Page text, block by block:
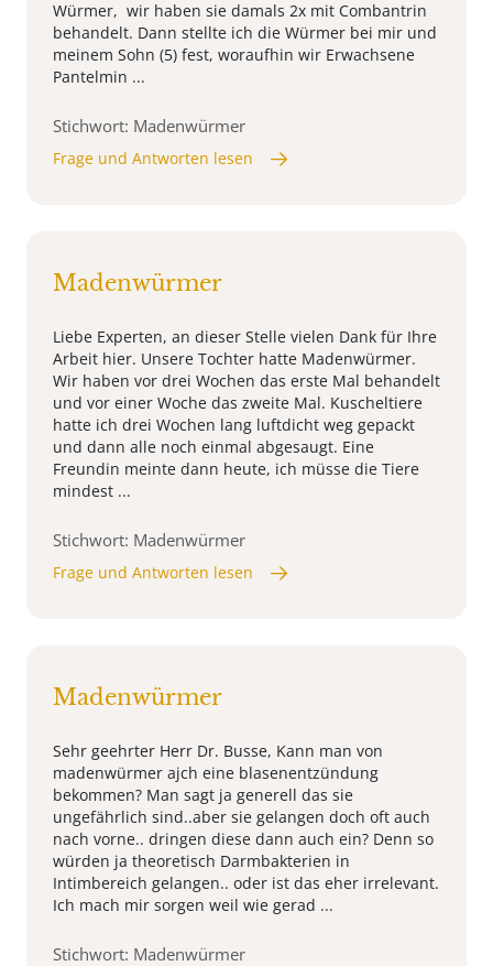
Würmer, wir haben sie damals 2x mit Combantrin
behandelt. Dann stellte ich die Würmer bei mir und
meinem Sohn (5) fest, woraufhin wir Erwachsene
Pantelmin ...
Stichwort: Madenwürmer
Frage und Antworten lesen
Madenwürmer
Liebe Experten, an dieser Stelle vielen Dank für Ihre
Arbeit hier. Unsere Tochter hatte Madenwürmer.
Wir haben vor drei Wochen das erste Mal behandelt
und vor einer Woche das zweite Mal. Kuscheltiere
hatte ich drei Wochen lang luftdicht weg gepackt
und dann alle noch einmal abgesaugt. Eine
Freundin meinte dann heute, ich müsse die Tiere
mindest ...
Stichwort: Madenwürmer
Frage und Antworten lesen
Madenwürmer
Sehr geehrter Herr Dr. Busse, Kann man von
madenwürmer ajch eine blasenentzündung
bekommen? Man sagt ja generell das sie
ungefährlich sind..aber sie gelangen doch oft auch
nach vorne.. dringen diese dann auch ein? Denn so
würden ja theoretisch Darmbakterien in
Intimbereich gelangen.. oder ist das eher irrelevant.
Ich mach mir sorgen weil wie gerad ...
Stichwort: Madenwürmer